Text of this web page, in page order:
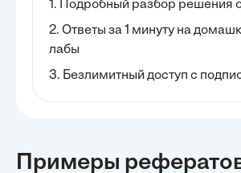
1. Подробный разбор решения
2. Ответы за 1 минуту на
лабы
3. Безлимитный доступ с
Примеры